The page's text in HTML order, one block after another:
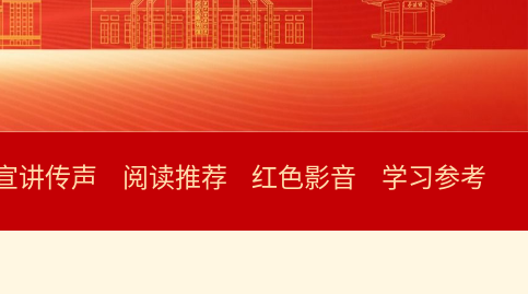
讲传声 阅读推荐 红色影音 学习参考